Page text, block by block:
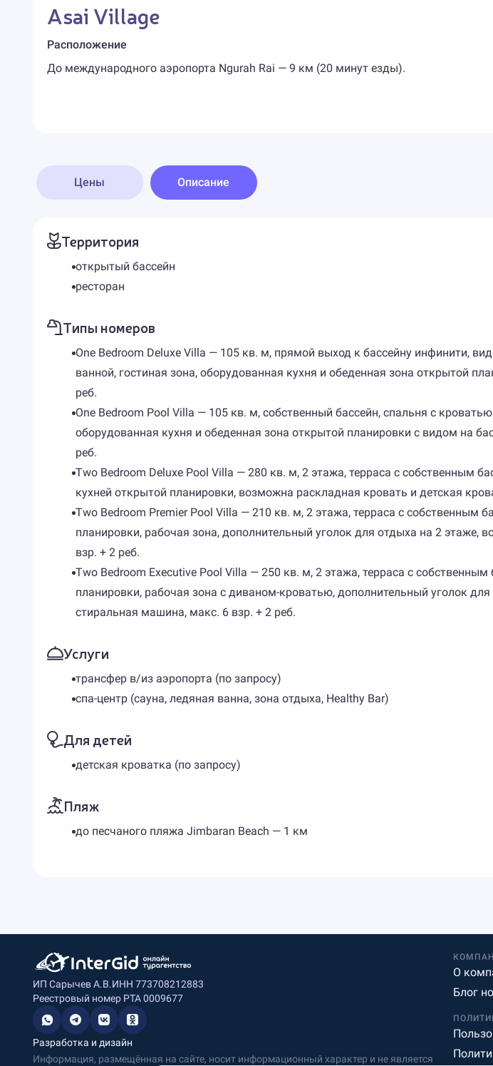
Asai Village
Расположение
До международного аэропорта Ngurah Rai — 9 км (20 минут езды).
Цены Описание
Территория
открытый бассейн
ресторан
Типы номеров
One Bedroom Deluxe Villa — 105 кв. м, прямой выход к бассейну инфинити,
ванной, гостиная зона, оборудованная кухня и обеденная зона открытой
реб.
One Bedroom Pool Villa — 105 кв. м, собственный бассейн, спальня с
оборудованная кухня и обеденная зона открытой планировки с видом на
реб.
Two Bedroom Deluxe Pool Villa — 280 кв. м, 2 этажа, терраса с собственным
кухней открытой планировки, возможна раскладная кровать и детская
Two Bedroom Premier Pool Villa — 210 кв. м, 2 этажа, терраса с собственным
планировки, рабочая зона, дополнительный уголок для отдыха на 2
взр. + 2 реб.
Two Bedroom Executive Pool Villa — 250 кв. м, 2 этажа, терраса с
планировки, рабочая зона с диваном-кроватью, дополнительный уголок
стиральная машина, макс. 6 взр. + 2 реб.
Услуги
трансфер в/из аэропорта (по запросу)
спа-центр (сауна, ледяная ванна, зона отдыха, Healthy Bar)
Для детей
детская кроватка (по запросу)
Пляж
до песчаного пляжа Jimbaran Beach — 1 км
ИП Сарычев А.В.ИНН 773708212883
Реестровый номер РТА 0009677
Разработка и дизайн
Информация, размещённая на сайте, носит информационный характер и не является
О
Блог